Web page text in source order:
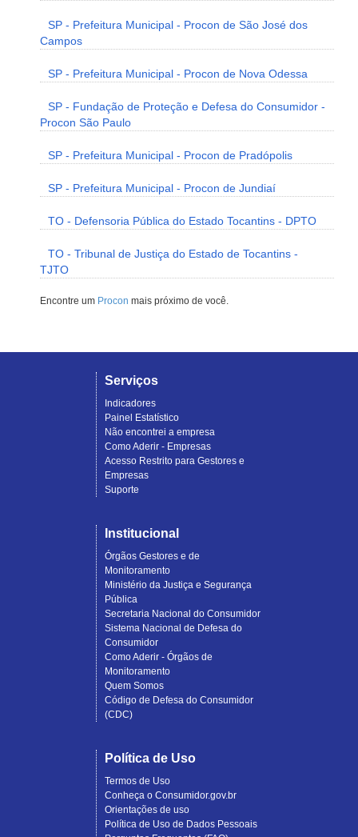
SP - Prefeitura Municipal - Procon de São José dos
Campos
SP - Prefeitura Municipal - Procon de Nova Odessa
SP - Fundação de Proteção e Defesa do Consumidor -
Procon São Paulo
SP - Prefeitura Municipal - Procon de Pradópolis
SP - Prefeitura Municipal - Procon de Jundiaí
TO - Defensoria Pública do Estado Tocantins - DPTO
TO - Tribunal de Justiça do Estado de Tocantins -
TJTO
Encontre um Procon mais próximo de você.
Serviços
Indicadores
Painel Estatístico
Não encontrei a empresa
Como Aderir - Empresas
Acesso Restrito para Gestores e
Empresas
Suporte
Institucional
Órgãos Gestores e de
Monitoramento
Ministério da Justiça e Segurança
Pública
Secretaria Nacional do Consumidor
Sistema Nacional de Defesa do
Consumidor
Como Aderir - Órgãos de
Monitoramento
Quem Somos
Código de Defesa do Consumidor
(CDC)
Política de Uso
Termos de Uso
Conheça o Consumidor.gov.br
Orientações de uso
Política de Uso de Dados Pessoais